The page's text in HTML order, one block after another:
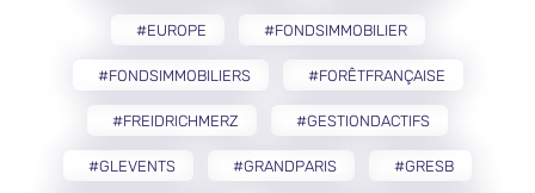
#EUROPE #FONDSIMMOBILIER
#FONDSIMMOBILIERS #FORÊTFRANÇAISE
#FREIDRICHMERZ #GESTIONDACTIFS
#GLEVENTS #GRANDPARIS #GRESB